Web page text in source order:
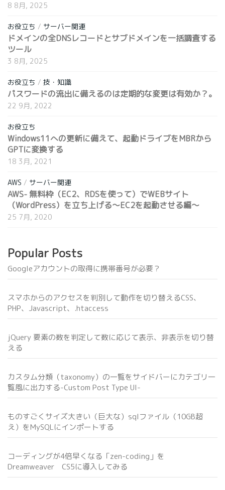
8 8月, 2025
お役立ち / サーバー関連
ドメインの全DNSレコードとサブドメインを一括調査する
ツール
3 8月, 2025
お役立ち / 技・知識
パスワードの流出に備えるのは定期的な変更は有効か？。
22 9月, 2022
お役立ち
Windows11への更新に備えて、起動ドライブをMBRから
GPTに変換する
18 3月, 2021
AWS / サーバー関連
AWS- 無料枠（EC2、RDSを使って）でWEBサイト
（WordPress）を立ち上げる～EC2を起動させる編～
25 7月, 2020
Popular Posts
Googleアカウントの取得に携帯番号が必要？
スマホからのアクセスを判別して動作を切り替えるCSS、
PHP、Javascript、.htaccess
jQuery 要素の数を判定して数に応じて表示、非表示を切り替
える
カスタム分類（taxonomy）の一覧をサイドバーにカテゴリ一
覧風に出力する-Custom Post Type UI-
ものすごくサイズ大きい（巨大な）sqlファイル（10GB超
え）をMySQLにインポートする
コーディングが4倍早くなる「zen-coding」を
Dreamweaver CS5に導入してみる